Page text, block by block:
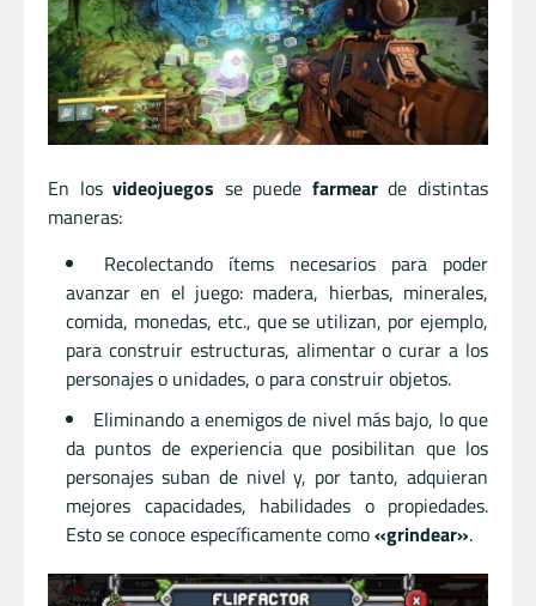
En losvideojuegos se puede farmearde distintas
maneras:
Recolectando ítems necesarios para poder
avanzar en el juego: madera, hierbas, minerales,
comida, monedas, etc., que se utilizan, por ejemplo,
para construir estructuras, alimentar o curar a los
personajes o unidades, o para construir objetos.
Eliminando a enemigos de nivel más bajo, lo que
da puntos de experiencia que posibilitan que los
personajes suban de nivel y, por tanto, adquieran
mejores capacidades, habilidades o propiedades.
Esto se conoce específicamente como«grindear».